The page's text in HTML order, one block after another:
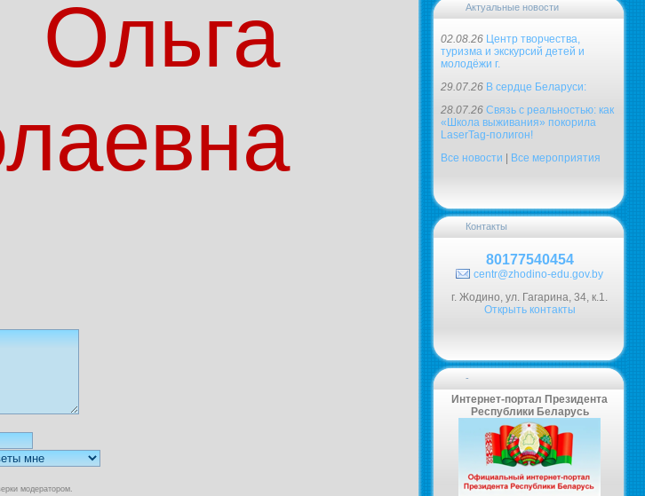
Ольга
модератором.
Актуальные новости
02.08.26 Центр творчества,
туризма и экскурсий детей и
молодёжи г.
29.07.26 В сердце Беларуси:
28.07.26 Связь с реальностью: как
«Школа выживания» покорила
LaserTag-полигон!
Все новости
Все мероприятия
Контакты
80177540454
centr@zhodino-edu.gov.by
г. Жодино, ул. Гагарина, 34, к.1.
Открыть контакты
-
Интернет-портал Президента
Республики Беларусь